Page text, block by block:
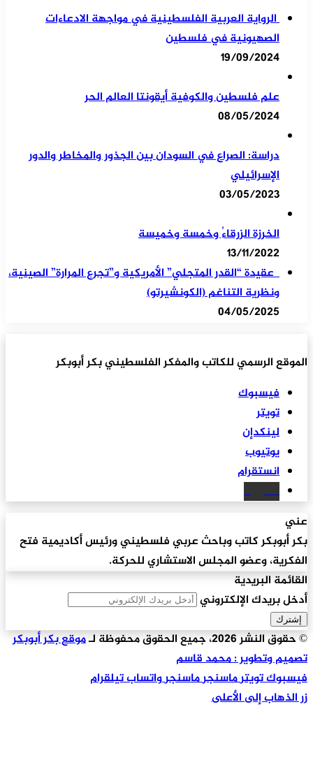
الرواية العربية الفلسطينية في مواجهة الادعاءات
الصهيونية في فلسطين
19/09/2024
علم فلسطين والكوفية أيقونتا العالم الحر
08/05/2024
دراسة: الصراع في السودان بين الجذور والمخاطر والدور
الإسرائيلي
03/05/2023
الخرزة الزرقاءُ وخمسة وخميسة
13/11/2022
عقيدة “القدر المتجلي” الأمريكية و”تجرع المرارة” الصينية،
ونظرية التناغم (الكونشيرتو)
04/05/2025
الموقع الرسمي للكاتب والمفكر الفلسطيني بكر أبوبكر
فيسبوك
تويتر
لينكدإن
يوتيوب
انستقرام
سكريبد
عني
بكر أبوبكر كاتب وباحث عربي فلسطيني ورئيس أكاديمية فتح
الفكرية، وعضو المجلس الاستشاري للحركة.
القائمة البريدية
أدخل بريدك الإلكتروني
© حقوق النشر 2026، جميع الحقوق محفوظة لـ
موقع بكر أبوبكر
تصميم وتطوير : محمد قاسم
فيسبوكتويترماسنجرماسنجرواتسابتيلقرام
زر الذهاب إلى الأعلى